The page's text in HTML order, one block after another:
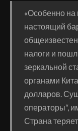
«Особенно на
настоящий
налоги и
зеркальной
органами
долларов.
операторы“,
Страна